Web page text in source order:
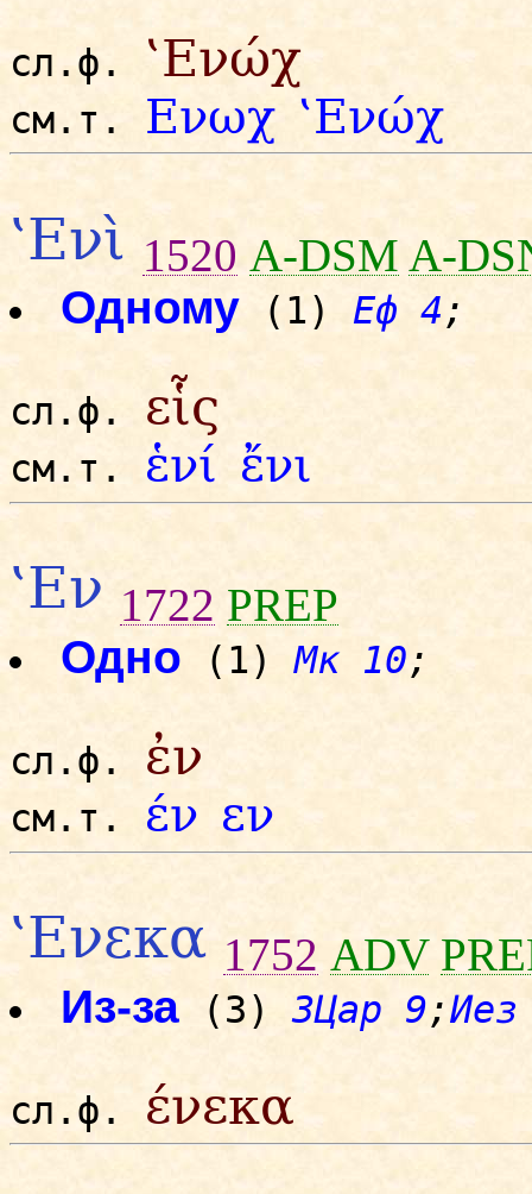
сл.ф. ‛Ενώχ
см.т. Ενωχ ‛Ενώχ
‛Ενὶ 1520 A-DSM A-
Одному(1) Еф 4;
сл.ф. εἷς
см.т. ἑνί ἔνι
‛Εν 1722 PREP
Одно (1)Мк 10;
сл.ф. ἐν
см.т. έν εν
‛Ενεκα 1752 ADV
Из-за(3)3Цар 9;
сл.ф. ένεκα